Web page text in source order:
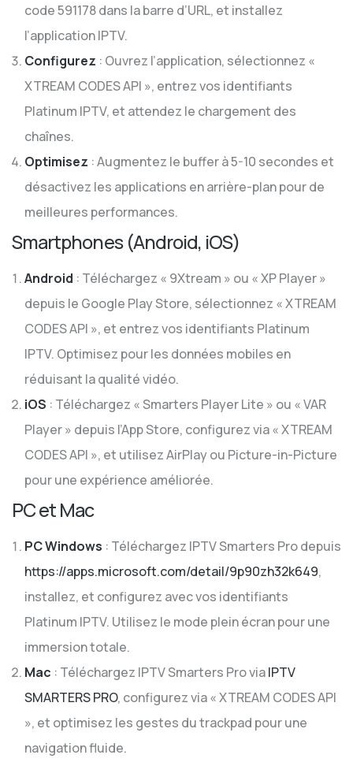
code 591178 dans la barre d’URL, et installez
l’application IPTV.
Configurez : Ouvrez l’application, sélectionnez «
XTREAM CODES API », entrez vos identifiants
Platinum IPTV, et attendez le chargement des
chaînes.
Optimisez : Augmentez le buffer à 5-10 secondes et
désactivez les applications en arrière-plan pour de
meilleures performances.
Smartphones (Android, iOS)
Android : Téléchargez « 9Xtream » ou « XP Player »
depuis le Google Play Store, sélectionnez « XTREAM
CODES API », et entrez vos identifiants Platinum
IPTV. Optimisez pour les données mobiles en
réduisant la qualité vidéo.
iOS : Téléchargez « Smarters Player Lite » ou « VAR
Player » depuis l’App Store, configurez via « XTREAM
CODES API », et utilisez AirPlay ou Picture-in-Picture
pour une expérience améliorée.
PC et Mac
PC Windows : Téléchargez IPTV Smarters Pro depuis
https://apps.microsoft.com/detail/9p90zh32k649,
installez, et configurez avec vos identifiants
Platinum IPTV. Utilisez le mode plein écran pour une
immersion totale.
Mac : Téléchargez IPTV Smarters Pro viaIPTV
SMARTERS PRO, configurez via « XTREAM CODES API
», et optimisez les gestes du trackpad pour une
navigation fluide.